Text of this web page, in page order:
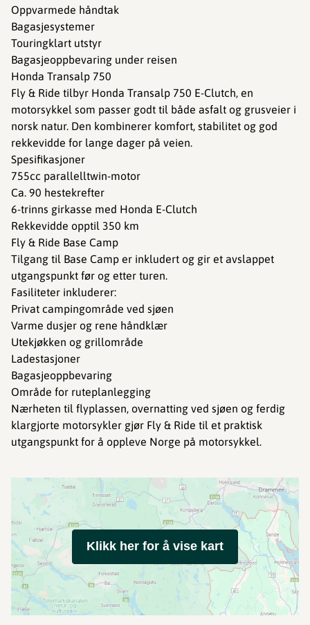
Oppvarmede håndtak
Bagasjesystemer
Touringklart utstyr
Bagasjeoppbevaring under reisen
Honda Transalp 750
Fly & Ride tilbyr Honda Transalp 750 E-Clutch, en
motorsykkel som passer godt til både asfalt og grusveier i
norsk natur. Den kombinerer komfort, stabilitet og god
rekkevidde for lange dager på veien.
Spesifikasjoner
755cc parallelltwin-motor
Ca. 90 hestekrefter
6-trinns girkasse med Honda E-Clutch
Rekkevidde opptil 350 km
Fly & Ride Base Camp
Tilgang til Base Camp er inkludert og gir et avslappet
utgangspunkt før og etter turen.
Fasiliteter inkluderer:
Privat campingområde ved sjøen
Varme dusjer og rene håndklær
Utekjøkken og grillområde
Ladestasjoner
Bagasjeoppbevaring
Område for ruteplanlegging
Nærheten til flyplassen, overnatting ved sjøen og ferdig
klargjorte motorsykler gjør Fly & Ride til et praktisk
utgangspunkt for å oppleve Norge på motorsykkel.
Klikk her for å vise kart